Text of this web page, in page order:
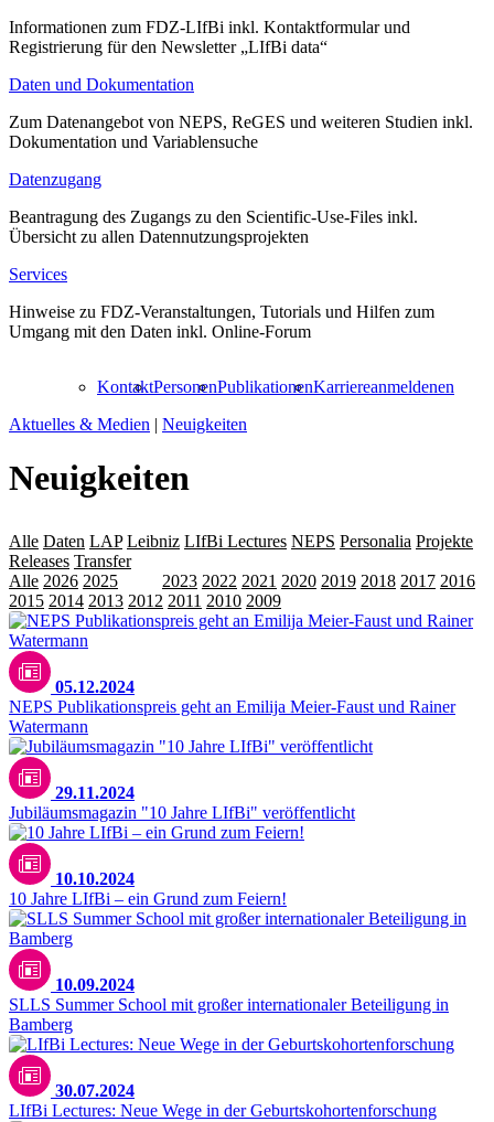
Informationen zum FDZ-LIfBi inkl. Kontaktformular und
Registrierung für den Newsletter „LIfBi data“
Daten und Dokumentation
Zum Datenangebot von NEPS, ReGES und weiteren Studien inkl.
Dokumentation und Variablensuche
Datenzugang
Beantragung des Zugangs zu den Scientific-Use-Files inkl.
Übersicht zu allen Datennutzungsprojekten
Services
Hinweise zu FDZ-Veranstaltungen, Tutorials und Hilfen zum
Umgang mit den Daten inkl. Online-Forum
KontaktPersonenPublikationenKarriereanmeldenen
Aktuelles & Medien | Neuigkeiten
Neuigkeiten
Alle Daten LAP Leibniz LIfBi Lectures NEPS Personalia Projekte
Releases Transfer
Alle 2026 2025 2023 2022 2021 2020 2019 2018 2017 2016
2015 2014 2013 2012 2011 2010 2009
05.12.2024
NEPS Publikationspreis geht an Emilija Meier-Faust und Rainer
Watermann
29.11.2024
Jubiläumsmagazin "10 Jahre LIfBi" veröffentlicht
10.10.2024
10 Jahre LIfBi – ein Grund zum Feiern!
10.09.2024
SLLS Summer School mit großer internationaler Beteiligung in
Bamberg
30.07.2024
LIfBi Lectures: Neue Wege in der Geburtskohortenforschung